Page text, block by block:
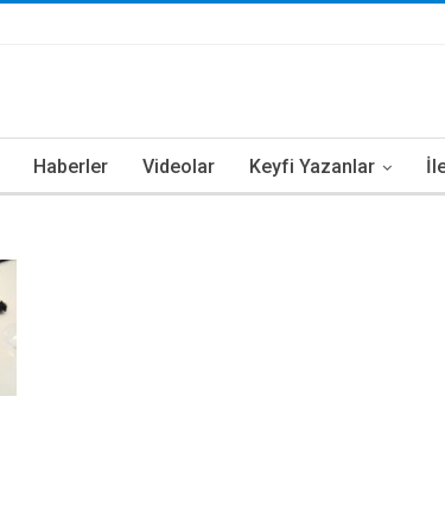
Haberler Videolar Keyfi Yazanlar